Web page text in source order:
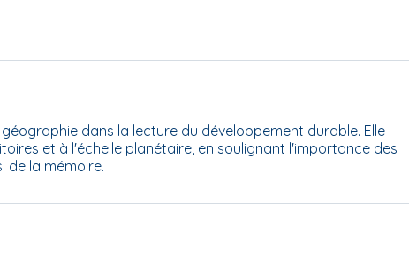
dans la lecture du développement durable. Elle
et à l'échelle planétaire, en soulignant l'importance des
de la mémoire.